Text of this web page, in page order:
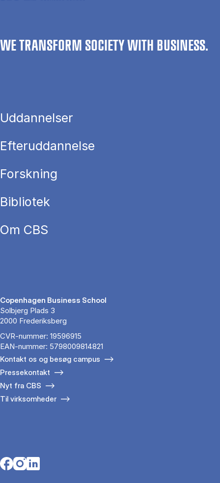
WE TRANSFORM SOCIETY WITH BUSINESS.
Uddannelser
Efteruddannelse
Forskning
Bibliotek
Om CBS
Copenhagen Business School
Solbjerg Plads 3
2000 Frederiksberg
CVR-nummer: 19596915
EAN-nummer: 5798009814821
Kontakt os og besøg campus
Pressekontakt
Nyt fra CBS
Til virksomheder
Opens in a new tab
Opens in a new tab
Opens in a new tab